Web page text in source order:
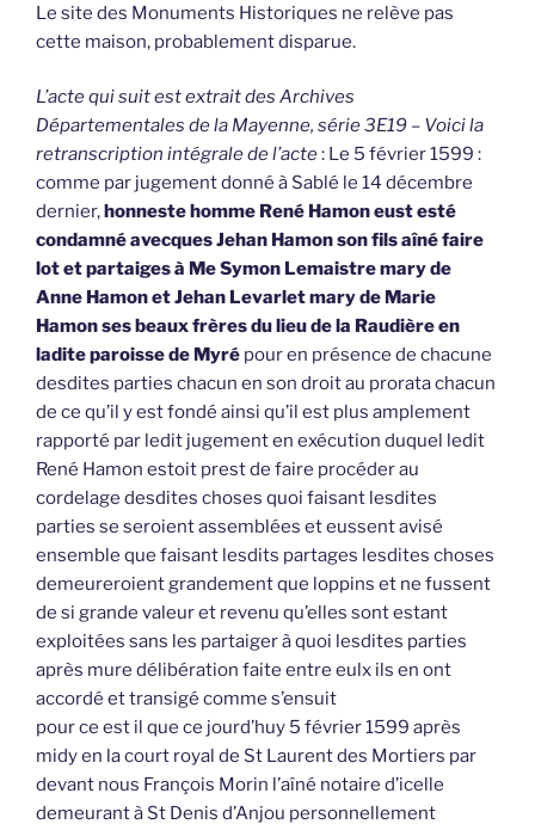
Le site des Monuments Historiques ne relève pas
cette maison, probablement disparue.
L’acte qui suit est extrait des Archives
Départementales de la Mayenne, série 3E19 – Voici la
retranscription intégrale de l’acte: Le 5 février 1599 :
comme par jugement donné à Sablé le 14 décembre
dernier,honneste homme René Hamon eust esté
condamné avecques Jehan Hamon son fils aîné faire
lot et partaiges à Me Symon Lemaistre mary de
Anne Hamon et Jehan Levarlet mary de Marie
Hamon ses beaux frères du lieu de la Raudière en
ladite paroisse de Myré pour en présence de chacune
desdites parties chacun en son droit au prorata chacun
de ce qu’il y est fondé ainsi qu’il est plus amplement
rapporté par ledit jugement en exécution duquel ledit
René Hamon estoit prest de faire procéder au
cordelage desdites choses quoi faisant lesdites
parties se seroient assemblées et eussent avisé
ensemble que faisant lesdits partages lesdites choses
demeureroient grandement que loppins et ne fussent
de si grande valeur et revenu qu’elles sont estant
exploitées sans les partaiger à quoi lesdites parties
après mure délibération faite entre eulx ils en ont
accordé et transigé comme s’ensuit
pour ce est il que ce jourd’huy 5 février 1599 après
midy en la court royal de St Laurent des Mortiers par
devant nous François Morin l’aîné notaire d’icelle
demeurant à St Denis d’Anjou personnellement